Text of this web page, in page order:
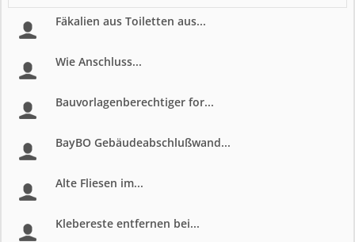
Fäkalien aus Toiletten aus...
Wie Anschluss...
Bauvorlagenberechtiger for...
BayBO Gebäudeabschlußwand...
Alte Fliesen im...
Klebereste entfernen bei...